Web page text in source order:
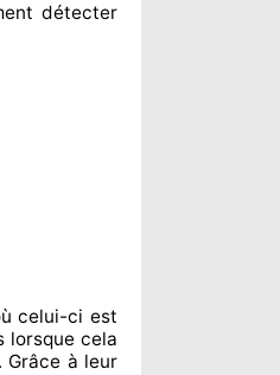
détecter
celui-ci est
lorsque cela
. Grâce à leur